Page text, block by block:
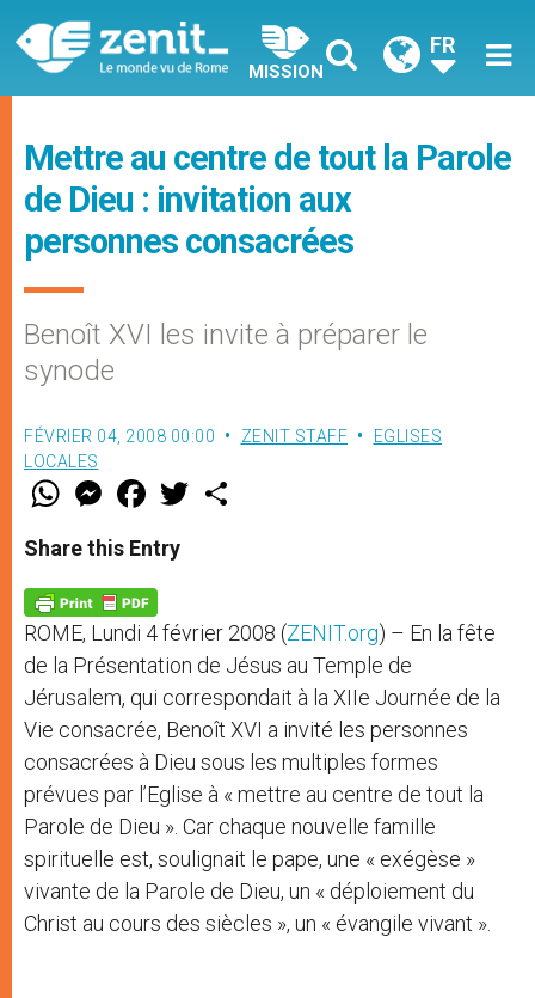
MISSION
FR
Mettre au centre de tout la Parole
de Dieu : invitation aux
personnes consacrées
Benoît XVI les invite à préparer le
synode
FÉVRIER 04, 2008 00:00 ZENIT STAFF
EGLISES
LOCALES
W
t
s
p
p
M
e
s
e
g
e
r
F
a
e
b
o
k
w
Share this Entry
ROME, Lundi 4 février 2008 (ZENIT.org) – En la fête
de la Présentation de Jésus au Temple de
Jérusalem, qui correspondait à la XIIe Journée de la
Vie consacrée, Benoît XVI a invité les personnes
consacrées à Dieu sous les multiples formes
prévues par l’Eglise à « mettre au centre de tout la
Parole de Dieu ». Car chaque nouvelle famille
spirituelle est, soulignait le pape, une « exégèse »
vivante de la Parole de Dieu, un « déploiement du
Christ au cours des siècles », un « évangile vivant ».